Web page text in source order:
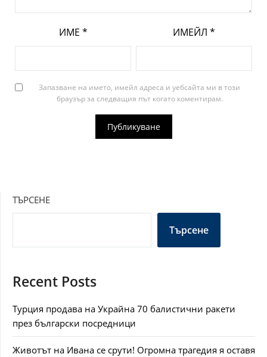
ИМЕ * ИМЕЙЛ *
Запазване на името, имейл адреса и уебсайта ми в този
браузър за следващия път когато коментирам.
ТЪРСЕНЕ
Търсене
Recent Posts
Турция продава на Украйна 70 балистични ракети
през български посредници
Животът на Ивана се срути! Огромна трагедия я оставя